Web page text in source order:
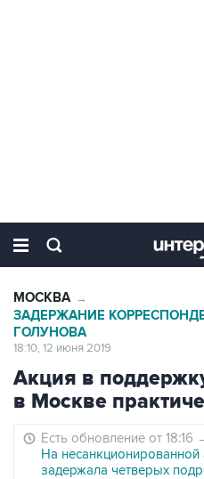
МОСКВА →
ЗАДЕРЖАНИЕ
ГОЛУНОВА
18:10, 12 июня 2019
Акция в
в Москве
Есть обновление от 18:16
На
задержала четверых